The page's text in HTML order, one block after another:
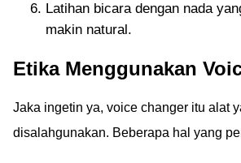
Latihan bicara dengan nada
makin natural.
Etika Menggunakan
Jaka ingetin ya, voice changer itu alat
disalahgunakan. Beberapa hal yang